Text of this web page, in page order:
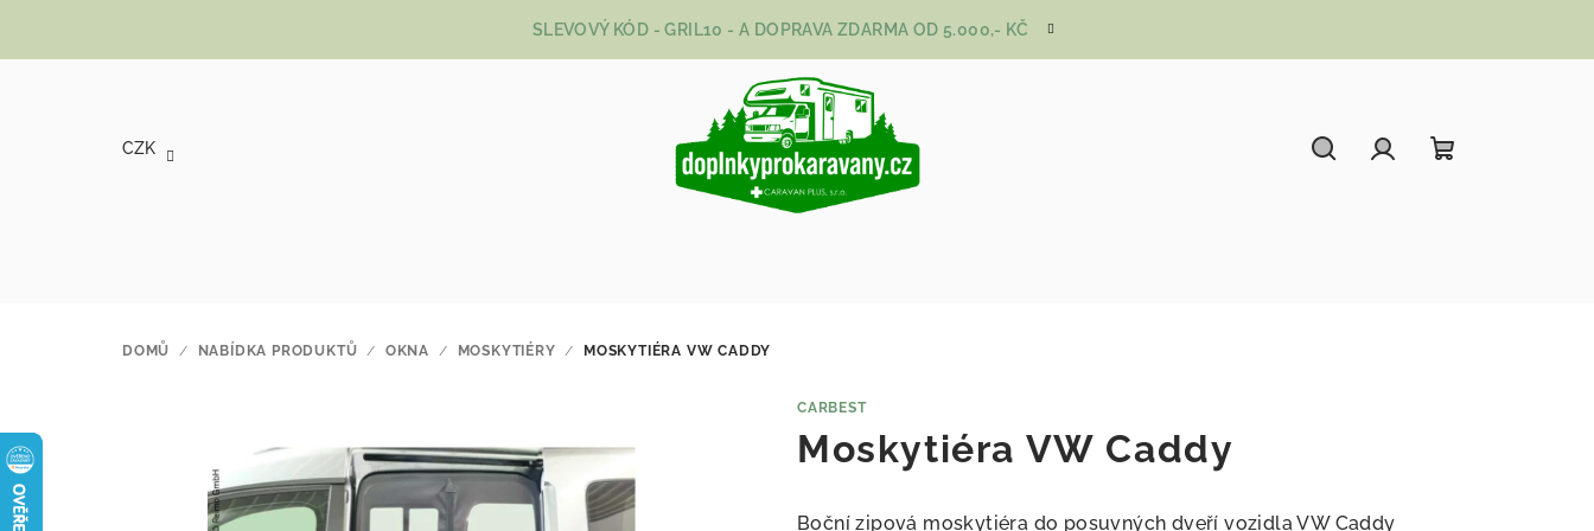
SLEVOVÝ KÓD - GRIL10 - A DOPRAVA ZDARMA OD 5.000,- KČ
CZK
DOMŮ / NABÍDKA PRODUKTŮ / OKNA / MOSKYTIÉRY / MOSKYTIÉRA VW CADDY
CARBEST
Moskytiéra VW Caddy
Boční zipová moskytiéra do posuvných dveří vozidla VW Caddy